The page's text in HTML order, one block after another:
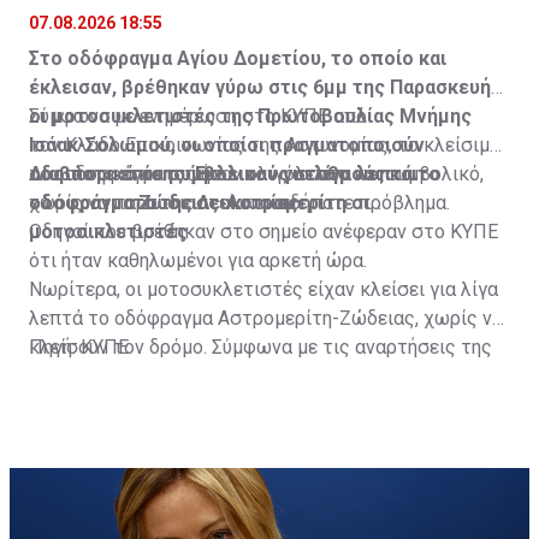
07.08.2026 18:55
Στο οδόφραγμα Αγίου Δομετίου, το οποίο και
έκλεισαν, βρέθηκαν γύρω στις 6μμ της Παρασκευής
οι μοτοσυκλετιστές της Πρωτοβουλίας Μνήμης
Ισάακ-Σολωμού, οι οποίοι πραγματοποιούν
οδοιπορικό σε συμβολικούς σταθμούς και
οδοφράγματα της Λευκωσίας.
Σύμφωνα με ενημέρωση στο ΚΥΠΕ από
τον Κλάδο Επικοινωνίας της Αστυνομίας, το κλείσιμο
του οδοφράγματος ήταν ολιγόλεπτο και συμβολικό,
χωρίς να παρουσιαστεί οποιοδήποτε πρόβλημα.
Διαβάστε επίσης:Έκλεισαν για λίγα λεπτά το
οδόφραγμα Ζώδειας-Αστρομερίτη οι
μοτοσικλετιστές
Οδηγοί που βρέθηκαν στο σημείο ανέφεραν στο ΚΥΠΕ
ότι ήταν καθηλωμένοι για αρκετή ώρα.
Νωρίτερα, οι μοτοσυκλετιστές είχαν κλείσει για λίγα
λεπτά το οδόφραγμα Αστρομερίτη-Ζώδειας, χωρίς να
κλείσουν τον δρόμο. Σύμφωνα με τις αναρτήσεις της
Αγίου Δομετίου.
Πηγή: ΚΥΠΕ